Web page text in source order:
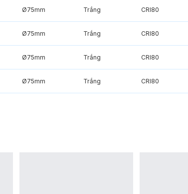
Ø75mm Trắng CRI80
Ø75mm Trắng CRI80
Ø75mm Trắng CRI80
Ø75mm Trắng CRI80